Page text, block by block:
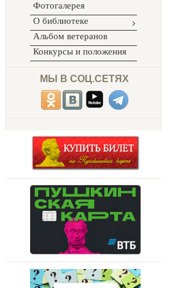
Фотогалерея
О библиотеке
Альбом ветеранов
Конкурсы и положения
МЫ В СОЦ.СЕТЯХ